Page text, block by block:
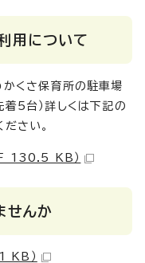
用について
くさ保育所の駐車場
5台）詳しくは下記の
さい。
130.5 KB）
せんか
KB）